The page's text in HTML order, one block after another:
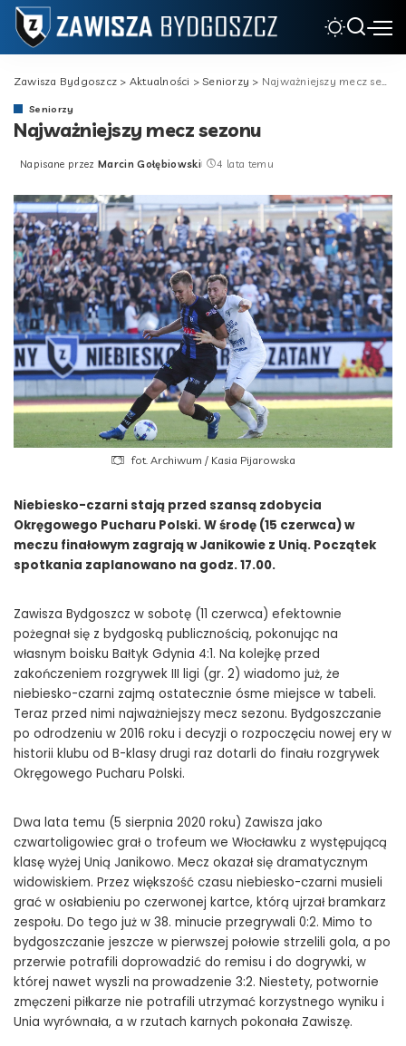
Zawisza Bydgoszcz > Aktualności >Seniorzy > Najważniejszy mecz sezonu
Seniorzy
Najważniejszy mecz sezonu
Posted
Napisane przez Marcin Gołębiowski 4 lata temu
fot. Archiwum / Kasia Pijarowska
Niebiesko-czarni stają przed szansą zdobycia
Okręgowego Pucharu Polski. W środę (15 czerwca) w
meczu finałowym zagrają w Janikowie z Unią. Początek
spotkania zaplanowano na godz. 17.00.
Zawisza Bydgoszcz w sobotę (11 czerwca) efektownie
pożegnał się z bydgoską publicznością, pokonując na
własnym boisku Bałtyk Gdynia 4:1. Na kolejkę przed
zakończeniem rozgrywek III ligi (gr. 2) wiadomo już, że
niebiesko-czarni zajmą ostatecznie ósme miejsce w tabeli.
Teraz przed nimi najważniejszy mecz sezonu. Bydgoszczanie
po odrodzeniu w 2016 roku i decyzji o rozpoczęciu nowej ery w
historii klubu od B-klasy drugi raz dotarli do finału rozgrywek
Okręgowego Pucharu Polski.
Dwa lata temu (5 sierpnia 2020 roku) Zawisza jako
czwartoligowiec grał o trofeum we Włocławku z występującą
klasę wyżej Unią Janikowo. Mecz okazał się dramatycznym
widowiskiem. Przez większość czasu niebiesko-czarni musieli
grać w osłabieniu po czerwonej kartce, którą ujrzał bramkarz
zespołu. Do tego już w 38. minucie przegrywali 0:2. Mimo to
bydgoszczanie jeszcze w pierwszej połowie strzelili gola, a po
przerwie potrafili doprowadzić do remisu i do dogrywki, w
której nawet wyszli na prowadzenie 3:2. Niestety, potwornie
zmęczeni piłkarze nie potrafili utrzymać korzystnego wyniku i
Unia wyrównała, a w rzutach karnych pokonała Zawiszę.